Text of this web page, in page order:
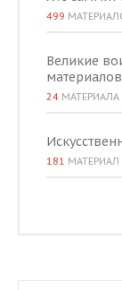
499
Великие
материалов
24 МАТЕРИАЛА
181 МАТЕРИАЛ